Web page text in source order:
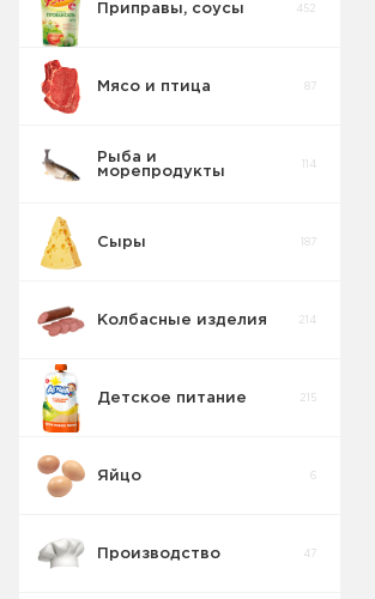
Приправы, соусы 452
Мясо и птица 87
Рыба и
морепродукты
114
Рыба
Сыры 187
Колбасные изделия 214
Детское питание 215
Яйцо 6
Производство 47